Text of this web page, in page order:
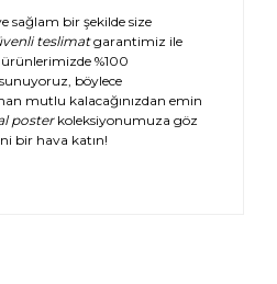
sağlam bir şekilde size
teslimatgarantimiz ile
%100
böylece
mutlu kalacağınızdan emin
posterkoleksiyonumuza göz
bir hava katın!